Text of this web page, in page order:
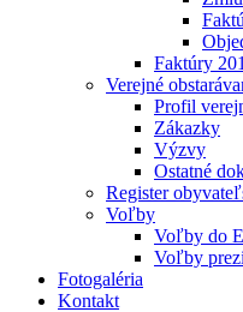
Faktúry
Verejné
Profil
Zákazky
Výzvy
Ostatné
Register
Voľby
Voľby do
Voľby
Fotogaléria
Kontakt